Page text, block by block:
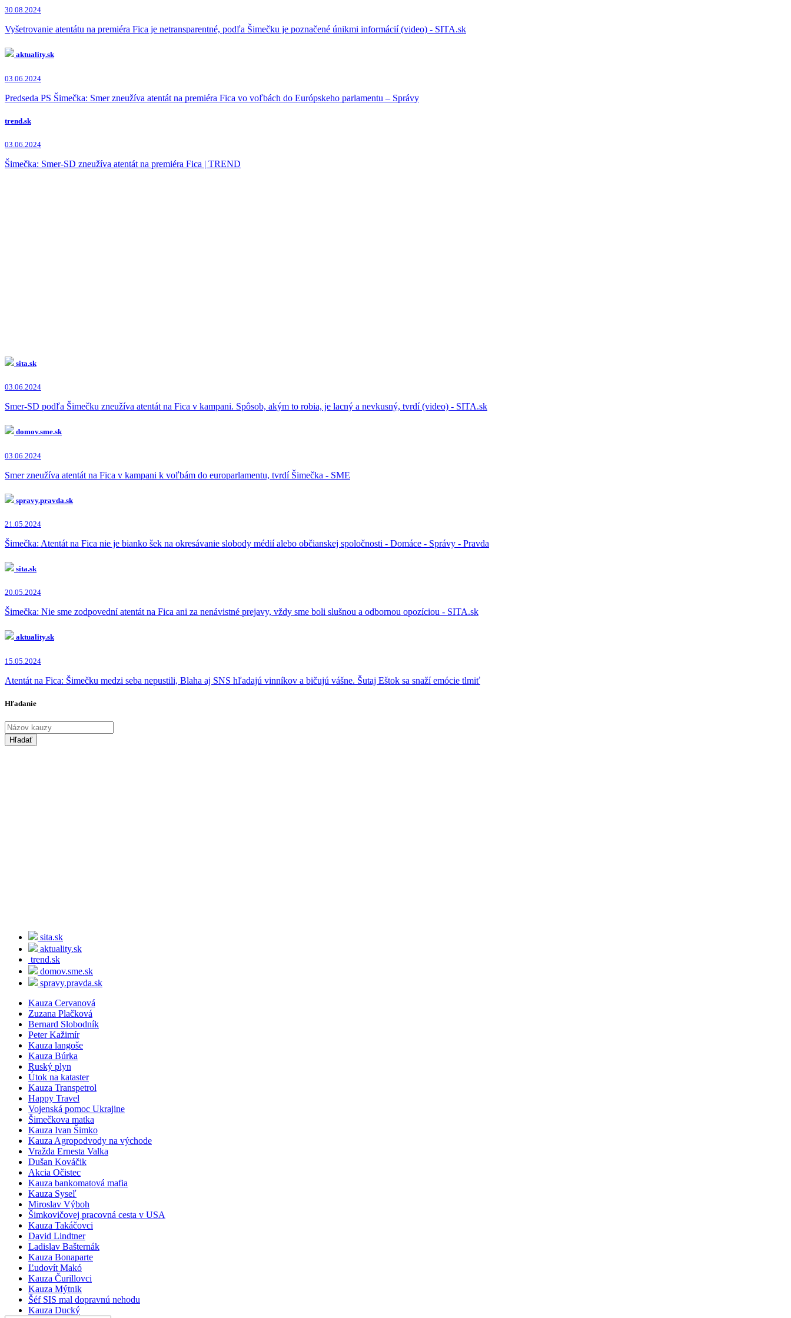
Michal Šimečka
Andrej Danko
Peter Pellegrini(5x)
Peter Bárdy
Veronika Remišová
Richard Sulík
Igor Matovič(1x)
Tibor Gašpar
30.08.2024
Vyšetrovanie atentátu na premiéra Fica je netransparentné, podľa Šimečku je poznačené únikmi informácií (video) - SITA.sk
aktuality.sk
03.06.2024
Predseda PS Šimečka: Smer zneužíva atentát na premiéra Fica vo voľbách do Európskeho parlamentu – Správy
trend.sk
03.06.2024
Šimečka: Smer-SD zneužíva atentát na premiéra Fica | TREND
sita.sk
03.06.2024
Smer-SD podľa Šimečku zneužíva atentát na Fica v kampani. Spôsob, akým to robia, je lacný a nevkusný, tvrdí (video) - SITA.sk
domov.sme.sk
03.06.2024
Smer zneužíva atentát na Fica v kampani k voľbám do europarlamentu, tvrdí Šimečka - SME
spravy.pravda.sk
21.05.2024
Šimečka: Atentát na Fica nie je bianko šek na okresávanie slobody médií alebo občianskej spoločnosti - Domáce - Správy - Pravda
sita.sk
20.05.2024
Šimečka: Nie sme zodpovední atentát na Fica ani za nenávistné prejavy, vždy sme boli slušnou a odbornou opozíciou - SITA.sk
aktuality.sk
15.05.2024
Atentát na Fica: Šimečku medzi seba nepustili, Blaha aj SNS hľadajú vinníkov a bičujú vášne. Šutaj Eštok sa snaží emócie tlmiť
Hľadanie
sita.sk
aktuality.sk
trend.sk
domov.sme.sk
spravy.pravda.sk
Kauza Cervanová
Zuzana Plačková
Bernard Slobodník
Peter Kažimír
Kauza langoše
Kauza Búrka
Ruský plyn
Útok na kataster
Kauza Transpetrol
Happy Travel
Vojenská pomoc Ukrajine
Šimečkova matka
Kauza Ivan Šimko
Kauza Agropodvody na východe
Vražda Ernesta Valka
Dušan Kováčik
Akcia Očistec
Kauza bankomatová mafia
Kauza Syseľ
Miroslav Výboh
Šimkovičovej pracovná cesta v USA
Kauza Takáčovci
David Lindtner
Ladislav Bašternák
Kauza Bonaparte
Ľudovít Makó
Kauza Čurillovci
Kauza Mýtnik
Šéf SIS mal dopravnú nehodu
Kauza Ducký